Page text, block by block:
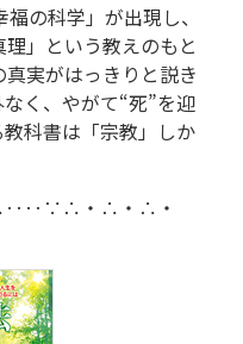
の科学」が出現し、
」という教えのもと
実がはっきりと説き
く、やがて“死”を迎
科書は「宗教」しか
・∴・∴・